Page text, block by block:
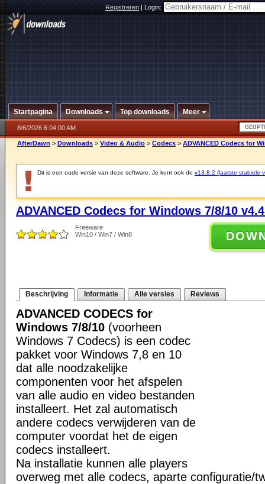
Registreren|Login:
Startpagina Downloads Top downloads Meer
8/6/2026 6:04:00 AM
AfterDawn > Downloads > Video & Audio > Codecs > ADVANCED Codecs for
Dit is een oude versie van deze software. Je kunt ook de v13.8.2 (laatste stabiele
ADVANCED Codecs for Windows 7/8/10
Freeware
Win10 / Win7 / Win8
Beschrijving Informatie Alle versies Reviews
ADVANCED CODECS for
Windows 7/8/10 (voorheen
Windows 7 Codecs) is een codec
pakket voor Windows 7,8 en 10
dat alle noodzakelijke
componenten voor het afspelen
van alle audio en video bestanden
installeert. Het zal automatisch
andere codecs verwijderen van de
computer voordat het de eigen
codecs installeert.
Na installatie kunnen alle players
overweg met alle codecs, aparte configuratie/